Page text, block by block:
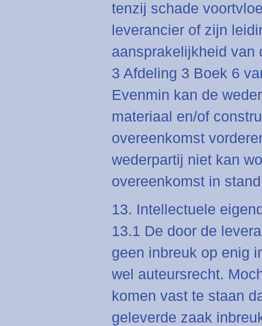
tenzij schade
leverancier of zijn
aansprakelijkheid van
3 Afdeling 3 Boek 6
Evenmin kan de
materiaal en/of
overeenkomst
wederpartij niet kan
overeenkomst in
13. Intellectuele
13.1 De door de
geen inbreuk op enig
wel auteursrecht.
komen vast te staan
geleverde zaak